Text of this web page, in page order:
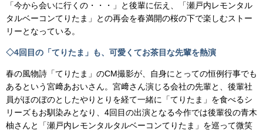
「今から会いに行くの・・・」と後輩に伝え、「瀬戸内レモンタル
タルベーコンてりたま」との再会を春満開の桜の下で楽しむストー
リーとなっている。
◇4回目の「てりたま」も、可愛くてお茶目な先輩を熱演
春の風物詩「てりたま」のCM撮影が、自身にとっての恒例行事でも
あるという宮﨑あおいさん。宮﨑さん演じる会社の先輩と、後輩社
員がほのぼのとしたやりとりを経て一緒に「てりたま」を食べるシ
リーズもお馴染みとなり、4回目の出演となる今作では後輩役の青木
柚さんと「瀬戸内レモンタルタルベーコンてりたま」を巡って微笑